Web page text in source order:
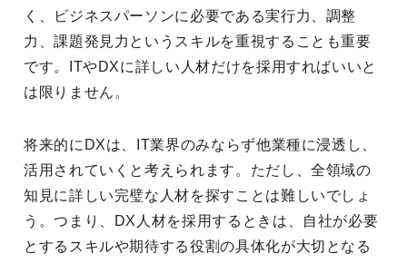
く、ビジネスパーソンに必要である実行力、調整
力、課題発見力というスキルを重視することも重要
です。ITやDXに詳しい人材だけを採用すればいいと
は限りません。
将来的にDXは、IT業界のみならず他業種に浸透し、
活用されていくと考えられます。ただし、全領域の
知見に詳しい完璧な人材を探すことは難しいでしょ
う。つまり、DX人材を採用するときは、自社が必要
とするスキルや期待する役割の具体化が大切となる